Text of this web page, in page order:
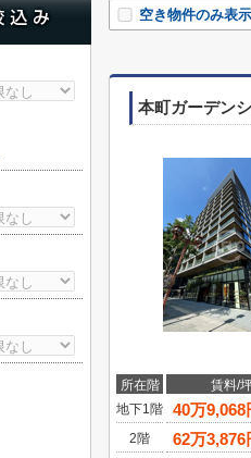
空き物件のみ表示
本町ガーデン
所在階 賃料/
地下1階
40万9,068
2階
62万3,876